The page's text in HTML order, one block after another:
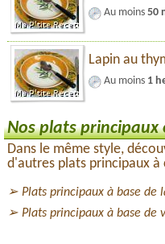
Au moins 50
Lapin au
Au moins 1
Nos plats principaux
Dans le même style,
d'autres plats principaux à
Plats principaux à base de
Plats principaux à base de